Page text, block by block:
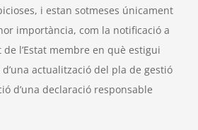
i estan sotmeses únicament
importància, com la notificació a
l’Estat membre en què estigui
actualització del pla de gestió
d’una declaració responsable